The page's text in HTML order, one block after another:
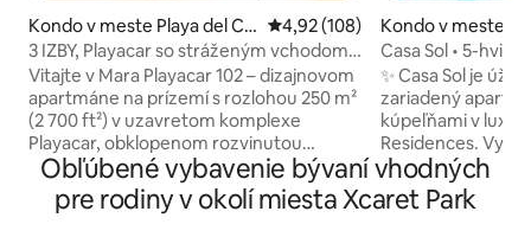
Kondo v meste Playa del Ca
rmen
Priemerné ohodnotenie 4,92 z
4,92 (108)
3 IZBY, Playacar so stráženým vchodom |
Pláž + Mesto | Bazén + Posilňovňa
Vitajte v Mara Playacar 102 – dizajnovom
apartmáne na prízemí s rozlohou 250 m²
(2 700 ft²) v uzavretom komplexe
Playacar, obklopenom rozvinutou
tropickou zeleňou. Ponúka ubytovanie
pre 6 osôb v dvoch izbách s manželskou
posteľou King a jednej izbe s dvoma
Kondo v meste
rmen
Casa Sol • 5-
Luxusné
✨ Casa Sol je
zariadený
kúpeľňami v
Residences.
štýle rezortu
bazénov,
bazéna, baru pri
Obľúbené vybavenie bývaní vhodných
pre rodiny v okolí miesta Xcaret Park